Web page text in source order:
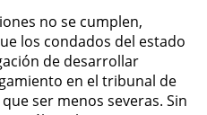
Huir
no se cumplen,
los condados del estado
de desarrollar
en el tribunal de
ser menos severas. Sin